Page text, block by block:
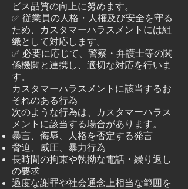
ビス品質の向上に努めます。
✅ 従業員の人格・人権及び安全を守る
ため、カスタマーハラスメントには組
織として対応します。
✅ 必要に応じて、警察・弁護士等の関
係機関と連携し、適切な対応を行いま
す。
カスタマーハラスメントに該当するお
それのある行為
次のような行為は、カスタマーハラス
メントに該当する場合があります。
暴言、侮辱、人格を否定する発言
脅迫、威圧、暴力行為
長時間の拘束や執拗な電話・繰り返し
の要求
過度な謝罪や社会通念上相当な範囲を